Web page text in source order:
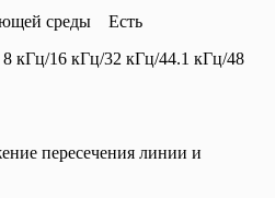
среды
Есть
8 кГц/16 кГц/32 кГц/44.1 кГц/48
пересечения линии и